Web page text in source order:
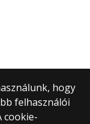
hogy
felhasználói
cookie-